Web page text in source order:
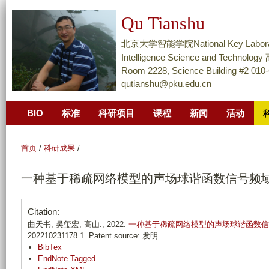
到
页
面
主
分
Qu Tianshu
北京大学智能学院National Key
Intelligence Science and Technology
Room 2228, Science Building #2
qutianshu@pku.edu.cn
BIO 标准 科研项目 课程 新闻 活动
首页 / 科研成果 /
一种基于稀疏网络模型的声场球谐函数信号频
Citation:
曲天书, 吴玺宏, 高山.; 2022. 一种基于稀疏网络模型的声场球谐函数
202210231178.1. Patent source: 发明.
BibTex
EndNote Tagged